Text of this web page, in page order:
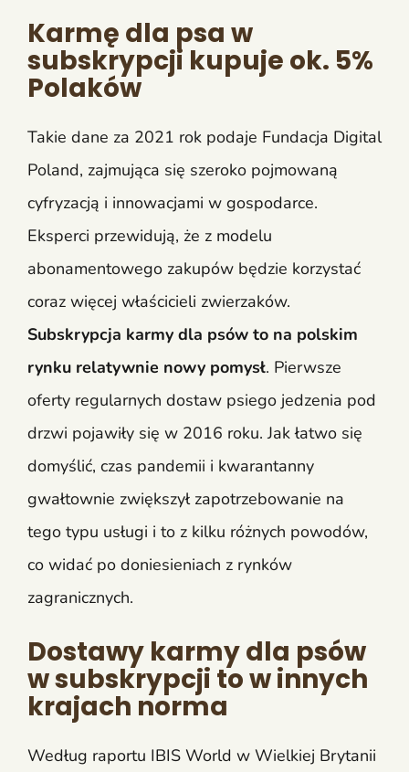
Karmę dla psa w
subskrypcji kupuje ok. 5%
Polaków
Takie dane za 2021 rok podaje Fundacja Digital
Poland, zajmująca się szeroko pojmowaną
cyfryzacją i innowacjami w gospodarce.
Eksperci przewidują, że z modelu
abonamentowego zakupów będzie korzystać
coraz więcej właścicieli zwierzaków.
Subskrypcja karmy dla psów to na polskim
rynku relatywnie nowy pomysł. Pierwsze
oferty regularnych dostaw psiego jedzenia pod
drzwi pojawiły się w 2016 roku. Jak łatwo się
domyślić, czas pandemii i kwarantanny
gwałtownie zwiększył zapotrzebowanie na
tego typu usługi i to z kilku różnych powodów,
co widać po doniesieniach z rynków
zagranicznych.
Dostawy karmy dla psów
w subskrypcji to w innych
krajach norma
Według raportu IBIS World w Wielkiej Brytanii